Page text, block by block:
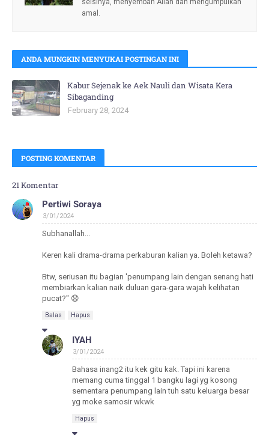
seisinya, menyembah Allah dan mengumpulkan
amal.
ANDA MUNGKIN MENYUKAI POSTINGAN INI
Kabur Sejenak ke Aek Nauli dan Wisata Kera
Sibaganding
February 28, 2024
POSTING KOMENTAR
21 Komentar
Pertiwi Soraya
3/01/2024
Subhanallah...
Keren kali drama-drama perkaburan kalian ya. Boleh ketawa?
Btw, seriusan itu bagian 'penumpang lain dengan senang hati
membiarkan kalian naik duluan gara-gara wajah kelihatan
pucat?" 😧
Balas Hapus
IYAH
3/01/2024
Bahasa inang2 itu kek gitu kak. Tapi ini karena
memang cuma tinggal 1 bangku lagi yg kosong
sementara penumpang lain tuh satu keluarga besar
yg moke samosir wkwk
Hapus